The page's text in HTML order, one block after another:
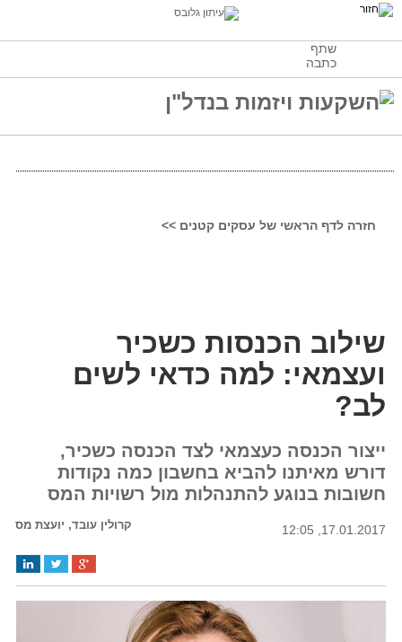
שתף
כתבה
חזרה לדף הראשי של עסקים קטנים >>
שילוב הכנסות כשכיר
ועצמאי: למה כדאי לשים
לב?
ייצור הכנסה כעצמאי לצד הכנסה כשכיר,
דורש מאיתנו להביא בחשבון כמה נקודות
חשובות בנוגע להתנהלות מול רשויות המס
17.01.2017, 12:05 קרולין עובד, יועצת מס